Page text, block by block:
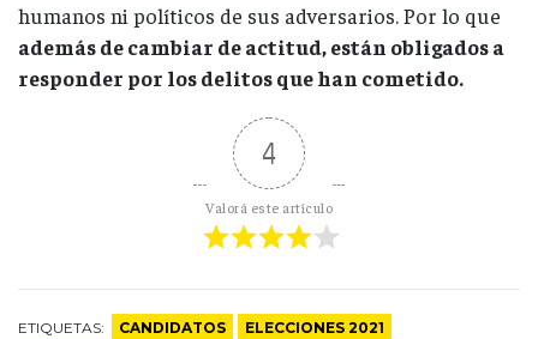
humanos ni políticos de sus adversarios. Por lo que
además de cambiar de actitud, están obligados a
responder por los delitos que han cometido.
4
Valorá este artículo
ETIQUETAS: CANDIDATOS
ELECCIONES 2021